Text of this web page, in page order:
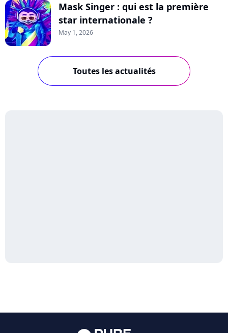
Mask Singer : qui est la première
star internationale ?
May 1, 2026
Toutes les actualités